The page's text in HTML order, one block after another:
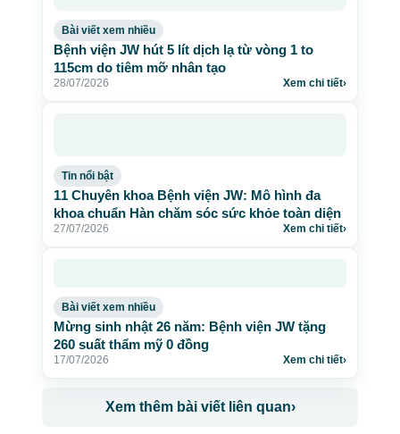
Bài viết xem nhiều
Bệnh viện JW hút 5 lít dịch lạ từ vòng 1 to
115cm do tiêm mỡ nhân tạo
28/07/2026 Xem chi tiết›
Tin nổi bật
11 Chuyên khoa Bệnh viện JW: Mô hình đa
khoa chuẩn Hàn chăm sóc sức khỏe toàn diện
27/07/2026 Xem chi tiết›
Bài viết xem nhiều
Mừng sinh nhật 26 năm: Bệnh viện JW tặng
260 suất thẩm mỹ 0 đồng
17/07/2026 Xem chi tiết›
Xem thêm bài viết liên quan›